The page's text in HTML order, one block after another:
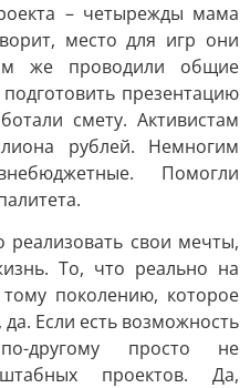
– четырежды мама
место для игр они
же проводили общие
презентацию
смету. Активистам
рублей. Немногим
Помогли
свои мечты,
То, что реально на
поколению, которое
Если есть возможность
другому просто не
проектов. Да,